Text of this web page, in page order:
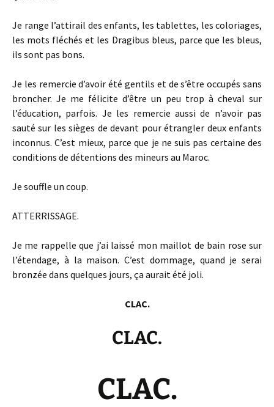
Je range l’attirail des enfants, les tablettes, les coloriages,
les mots fléchés et les Dragibus bleus, parce que les bleus,
ils sont pas bons.
Je les remercie d’avoir été gentils et de s’être occupés sans
broncher. Je me félicite d’être un peu trop à cheval sur
l’éducation, parfois. Je les remercie aussi de n’avoir pas
sauté sur les sièges de devant pour étrangler deux enfants
inconnus. C’est mieux, parce que je ne suis pas certaine des
conditions de détentions des mineurs au Maroc.
Je souffle un coup.
ATTERRISSAGE.
Je me rappelle que j’ai laissé mon maillot de bain rose sur
l’étendage, à la maison. C’est dommage, quand je serai
bronzée dans quelques jours, ça aurait été joli.
CLAC.
CLAC.
CLAC.